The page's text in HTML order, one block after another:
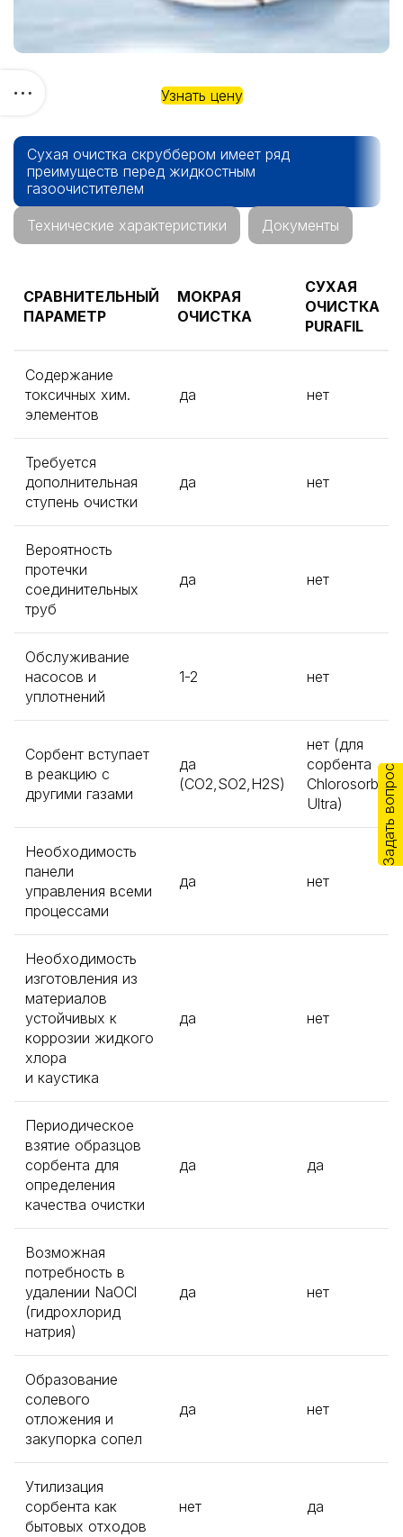
Узнать цену
Сухая очистка скруббером имеет ряд
преимуществ перед жидкостным
газоочистителем
Технические характеристики Документы
СРАВНИТЕЛЬНЫЙ
ПАРАМЕТР
МОКРАЯ
ОЧИСТКА
СУХАЯ
ОЧИСТКА
PURAFIL
Содержание
токсичных хим.
элементов
да нет
Требуется
дополнительная
ступень очистки
да нет
Вероятность
протечки
соединительных
труб
да нет
Обслуживание
насосов и
уплотнений
1-2 нет
Сорбент вступает
в реакцию с
другими газами
да
(СО2,SO2,H2S)
нет (для
сорбента
Chlorosorb
Ultra)
Необходимость
панели
управления всеми
процессами
да нет
Необходимость
изготовления из
материалов
устойчивых к
коррозии жидкого
хлора
и каустика
да нет
Периодическое
взятие образцов
сорбента для
определения
качества очистки
да да
Возможная
потребность в
удалении NaOCl
(гидрохлорид
натрия)
да нет
Образование
солевого
отложения и
закупорка сопел
да нет
Утилизация
сорбента как
бытовых отходов
нет да
Задать вопрос